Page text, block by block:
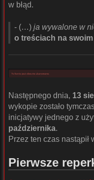
w błąd.
- (…) ja wywalone w
o treściach na
Następnego dnia, 13
wykopie zostało
inicjatywy jednego z
października.
Przez ten czas nastąpił
Pierwsze